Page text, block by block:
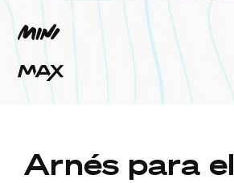
Arnés para el